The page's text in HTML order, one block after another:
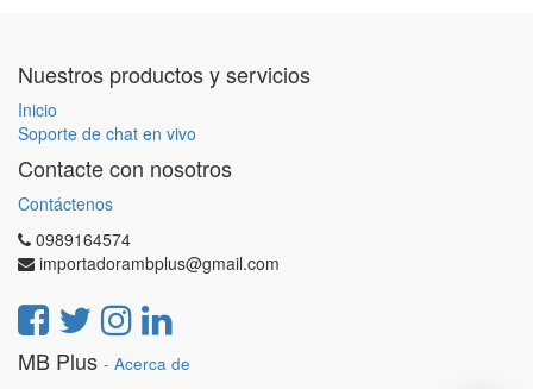
Nuestros productos y servicios
Inicio
Soporte de chat en vivo
Contacte con nosotros
Contáctenos
0989164574
importadorambplus@gmail.com
MB Plus - Acerca de